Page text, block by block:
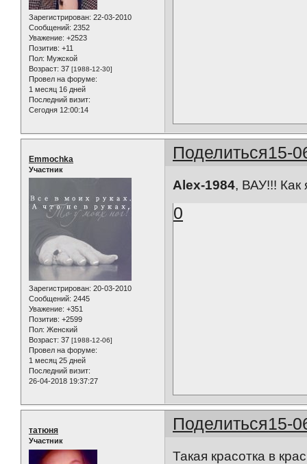
Зарегистрирован: 22-03-2010
Сообщений: 2352
Уважение: +2523
Позитив: +11
Пол: Мужской
Возраст: 37 [1988-12-30]
Провел на форуме:
1 месяц 16 дней
Последний визит:
Сегодня 12:00:14
Поделиться15-
Emmochka
Участник
Зарегистрирован: 20-03-2010
Сообщений: 2445
Уважение: +351
Позитив: +2599
Пол: Женский
Возраст: 37 [1988-12-06]
Провел на форуме:
1 месяц 25 дней
Последний визит:
26-04-2018 19:37:27
Alex-1984, ВАУ!!! Как
0
Поделиться15-
татюня
Участник
Такая красотка в